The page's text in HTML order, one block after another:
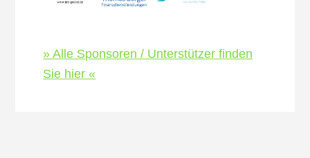
» Alle Sponsoren / Unterstützer finden
Sie hier «